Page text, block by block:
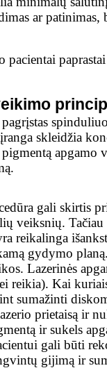
ar patinimas,
pacientai
skleidžia
apgamo
gali skirtis
veiksnių.
reikalinga
gydymo
Lazerinės
reikia). Kai
sumažinti
prietaisą ir
ir sukels
gali būti
gijimą ir